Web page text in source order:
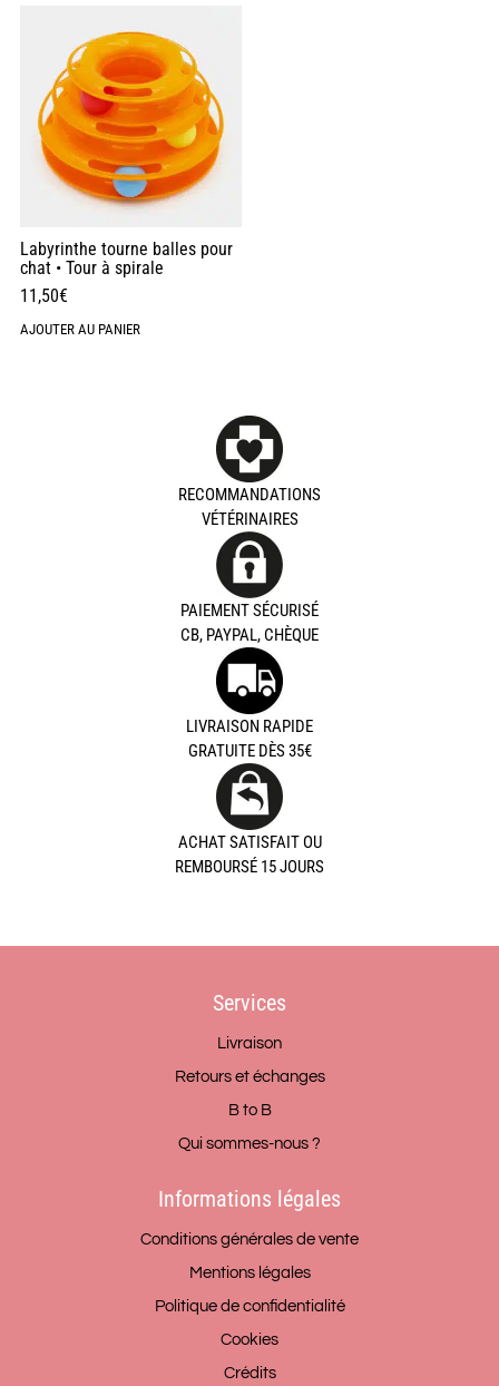
Labyrinthe tourne balles pour
chat • Tour à spirale
11,50€
AJOUTER AU PANIER
RECOMMANDATIONS
VÉTÉRINAIRES
PAIEMENT SÉCURISÉ
CB, PAYPAL, CHÈQUE
LIVRAISON RAPIDE
GRATUITE DÈS 35€
ACHAT SATISFAIT OU
REMBOURSÉ 15 JOURS
Services
Livraison
Retours et échanges
B to B
Qui sommes-nous ?
Informations légales
Conditions générales de vente
Mentions légales
Politique de confidentialité
Cookies
Crédits